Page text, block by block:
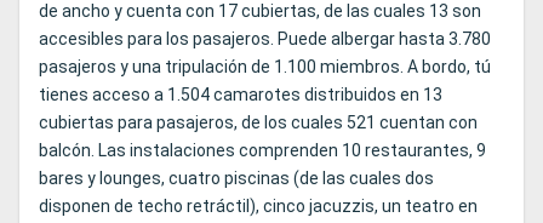
de ancho y cuenta con 17 cubiertas, de las cuales 13 son
accesibles para los pasajeros. Puede albergar hasta 3.780
pasajeros y una tripulación de 1.100 miembros. A bordo, tú
tienes acceso a 1.504 camarotes distribuidos en 13
cubiertas para pasajeros, de los cuales 521 cuentan con
balcón. Las instalaciones comprenden 10 restaurantes, 9
bares y lounges, cuatro piscinas (de las cuales dos
disponen de techo retráctil), cinco jacuzzis, un teatro en